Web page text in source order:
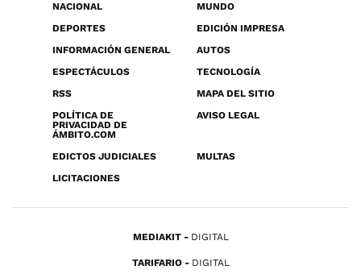
NACIONAL
MUNDO
DEPORTES
EDICIÓN IMPRESA
INFORMACIÓN GENERAL
AUTOS
ESPECTÁCULOS
TECNOLOGÍA
RSS
MAPA DEL SITIO
POLÍTICA DE
PRIVACIDAD DE
ÁMBITO.COM
AVISO LEGAL
EDICTOS JUDICIALES
MULTAS
LICITACIONES
MEDIAKIT DIGITAL
TARIFARIO DIGITAL